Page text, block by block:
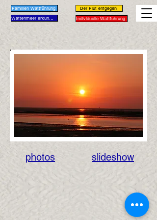
Familien Wattführung
Wattenmeer erkunden
Der Flut entgegen
Individuelle Wattführung
photos slideshow